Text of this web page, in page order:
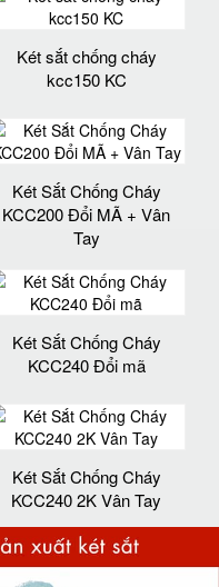
Két sắt chống cháy
kcc150 KC
Két Sắt Chống Cháy
KCC200 Đổi MÃ + Vân
Tay
Két Sắt Chống Cháy
KCC240 Đổi mã
Két Sắt Chống Cháy
KCC240 2K Vân Tay